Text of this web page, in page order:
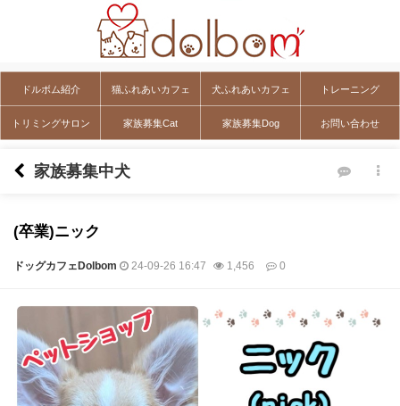
ドルボム紹介 猫ふれあいカフェ 犬ふれあいカフェ トレーニング
トリミングサロン 家族募集Cat 家族募集Dog お問い合わせ
家族募集中犬
(卒業)ニック
ドッグカフェDolbom 24-09-26 16:47 1,456 0
本文